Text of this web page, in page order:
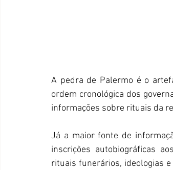
A pedra de Palermo é o
ordem cronológica dos
informações sobre rituais da
Já a maior fonte de
inscrições autobiográficas
rituais funerários, ideologias